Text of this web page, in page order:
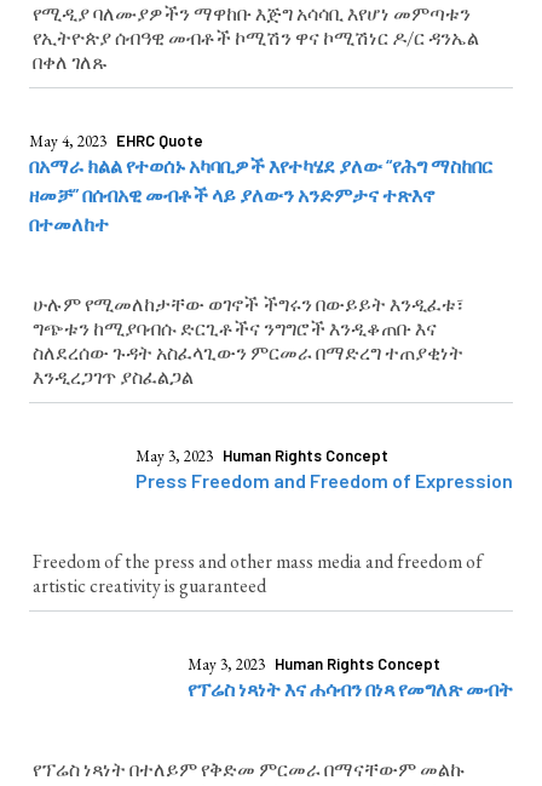
የሚዲያ ባለሙያዎችን ማዋከቡ እጅግ አሳሳቢ እየሆነ መምጣቱን
የኢትዮጵያ ሰብዓዊ መብቶች ኮሚሽን ዋና ኮሚሽነር ዶ/ር ዳንኤል
በቀለ ገለጹ
May 4, 2023 EHRC Quote
በአማራ ክልል የተወሰኑ አካባቢዎች እየተካሄደ ያለው “የሕግ ማስከበር
ዘመቻ” በሰብአዊ መብቶች ላይ ያለውን አንድምታና ተጽእኖ
በተመለከተ
ሁሉም የሚመለከታቸው ወገኖች ችግሩን በውይይት እንዲፈቱ፣
ግጭቱን ከሚያባብሱ ድርጊቶችና ንግግሮች እንዲቆጠቡ እና
ስለደረሰው ጉዳት አስፈላጊውን ምርመራ በማድረግ ተጠያቂነት
እንዲረጋገጥ ያስፈልጋል
May 3, 2023 Human Rights Concept
Press Freedom and Freedom of Expression
Freedom of the press and other mass media and freedom of
artistic creativity is guaranteed
May 3, 2023 Human Rights Concept
የፕሬስ ነጻነት እና ሐሳብን በነጻ የመግለጽ መብት
የፕሬስ ነጻነት በተለይም የቅድመ ምርመራ በማናቸውም መልኩ